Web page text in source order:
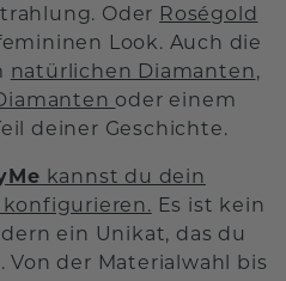
Oder Roségold
Look. Auch die
natürlichen Diamanten,
oder einem
deiner Geschichte.
kannst du dein
Es ist kein
ein Unikat, das du
Von der Materialwahl bis